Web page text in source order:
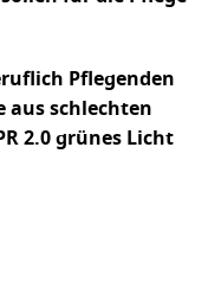
Pflegenden
aus schlechten
2.0 grünes Licht